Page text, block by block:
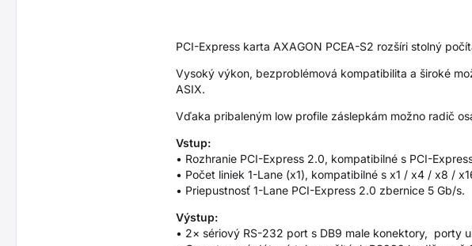
PCI-Express karta AXAGON PCEA-S2 rozšíri stolný
Vysoký výkon, bezproblémová kompatibilita a široké
ASIX.
Vďaka pribaleným low profile záslepkám možno radič
Vstup:
• Rozhranie PCI-Express 2.0, kompatibilné s PCI-
• Počet liniek 1-Lane (x1), kompatibilné s x1 / x4 / x8 /
• Priepustnosť 1-Lane PCI-Express 2.0 zbernice 5 Gb/s.
Výstup:
• 2× sériový RS-232 port s DB9 male konektory, porty